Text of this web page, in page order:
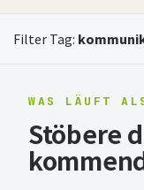
Filter Tag:
WAS LÄUFT
Stöbere